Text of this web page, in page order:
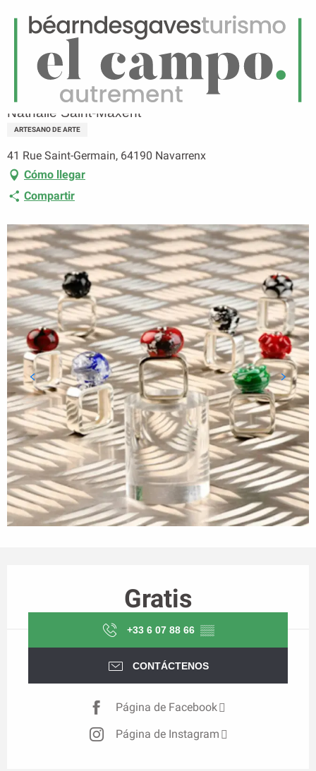
Menú
Página principal Nathalie Saint-Maxent
Nathalie Saint-Maxent
ARTESANO DE ARTE
41 Rue Saint-Germain, 64190 Navarrenx
Cómo llegar
Compartir
Gratis
+33 6 07 88 66 ▒▒
CONTÁCTENOS
Página de Facebook
Página de Instagram